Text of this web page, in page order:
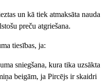
un kā tiek atmaksāta nauda
preču atgriešana.
tiesības, ja:
sniegšana, kura tika uzsākta
beigām, ja Pircējs ir skaidri